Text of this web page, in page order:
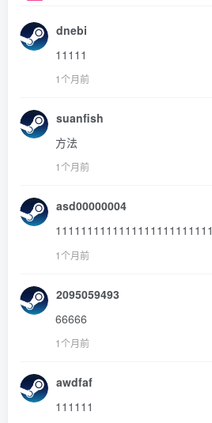
dnebi
11111
1个月前
suanfish
方法
1个月前
asd00000004
1111111111111111111111111
1个月前
2095059493
66666
1个月前
awdfaf
111111